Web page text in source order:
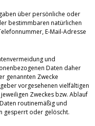
über persönliche oder
bestimmbaren natürlichen
E-Mail-Adresse
und
Daten daher
genannten Zwecke
vorgesehenen vielfältigen
Zweckes bzw. Ablauf
routinemäßig und
gesperrt oder gelöscht.